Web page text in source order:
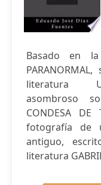
Basado en
literatura
asombroso
CONDESA
fotografía de
antiguo,
literatura